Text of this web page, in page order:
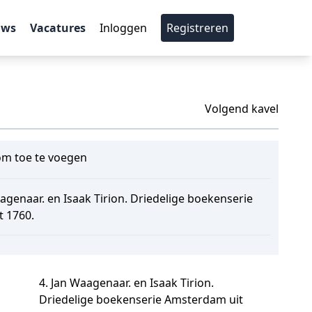
Vacatures Inloggen Registreren
Volgend kavel
toe te voegen
en Isaak Tirion. Driedelige boekenserie
1760.
4. Jan Waagenaar. en Isaak Tirion.
Driedelige boekenserie Amsterdam uit